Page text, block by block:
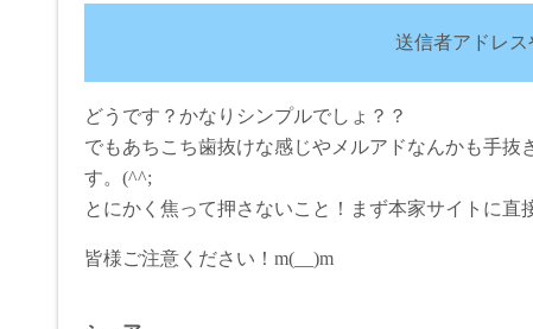
送信者アドレス
どうです？かなりシンプルでしょ？？
でもあちこち歯抜けな感じやメルアドなんかも手
す。(^^;
とにかく焦って押さないこと！まず本家サイトに直
皆様ご注意ください！m(__)m